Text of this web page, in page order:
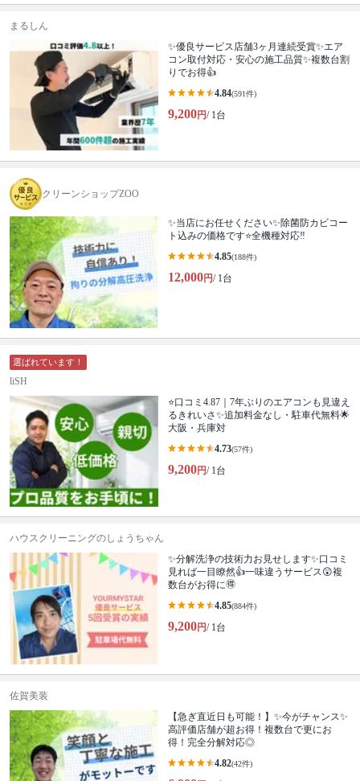
まるしん
✨優良サービス店舗3ヶ月連続受賞✨エア
コン取付対応・安心の施工品質✨複数台割
りでお得👍
4.84(591件)
9,200円/ 1台
クリーンショップZOO
✨当店にお任せください✨除菌防カビコー
ト込みの価格です⭐️全機種対応‼️
4.85(188件)
12,000円/ 1台
選ばれています！
liSH
⭐口コミ4.87｜7年ぶりのエアコンも見違え
るきれいさ✨追加料金なし・駐車代無料🌟
大阪・兵庫対
4.73(57件)
9,200円/ 1台
ハウスクリーニングのしょうちゃん
✨分解洗浄の技術力お見せします✨口コミ
見れば一目瞭然👍一味違うサービス😲複
数台がお得に🉐
4.85(884件)
9,200円/ 1台
佐賀美装
【急ぎ直近日も可能！】✨今がチャンス✨
高評価店舗が超お得！複数台で更にお
得！完全分解対応◎
4.82(42件)